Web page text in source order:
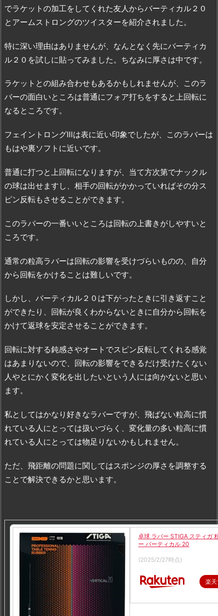
でラケットの加工をしてくれた友人からバーティカル２０
とアームストロングのツイスターを紹介されました。
特に深い理由はありませんが、なんとなく先にバーティカ
ル２０を試しに貼ってみました。ちなみに厚さは中です。
ラケットとの組み合わせもあるかもしれませんが、このラ
バーの面白いところは普通にフォア打ちをすると上回転に
なるところです。
フェイントロングⅢは表に近い印象でしたが、このラバーは
もはや裏ソフトに近いです。
普通に打つと上回転になりますが、当て方次第でナックル
の球は出せますし、相手の回転がかかっていればその分ス
ピン反転もさせることができます。
このラバーの一番いいところは回転の上書きがしやすいと
ころです。
通常の粒高ラバーは回転の影響を受けづらいものの、自分
から回転をかけることは難しいです。
しかし、バーティカル２０は下がったときに引き返すこと
ができたり、回転が良くわからないときに自分から回転を
かけて返球を安定させることができます。
回転に対する鈍感さやオートでスピン反転してくれる感覚
はあまりないので、回転の影響をできるだけ受けたくない
人やとにかく変化を出したいという人には向かないと思い
ます。
私としてはかなり好きなラバーですが、飛ばない粒高に慣
れている人にとっては扱いづらく、変化量の多い粒高に慣
れている人にとっては物足りないかもしれません。
ただ、飛距離の問題に関してはスポンジの厚さを調整する
ことで解決できるかと思います。
卓球 ラバー STIGA スティガ
ー バーティカル 20
(2025/2/27時点)
楽